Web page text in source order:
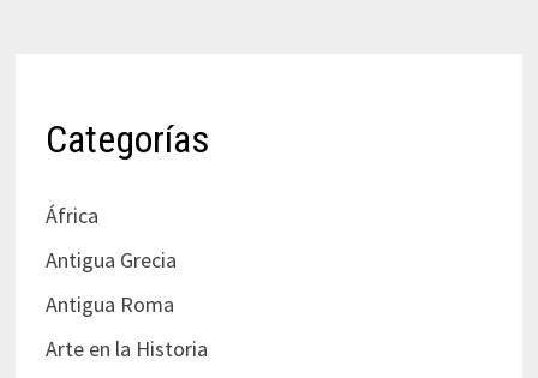
Categorías
África
Antigua Grecia
Antigua Roma
Arte en la Historia